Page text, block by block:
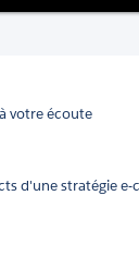
votre écoute
d'une stratégie